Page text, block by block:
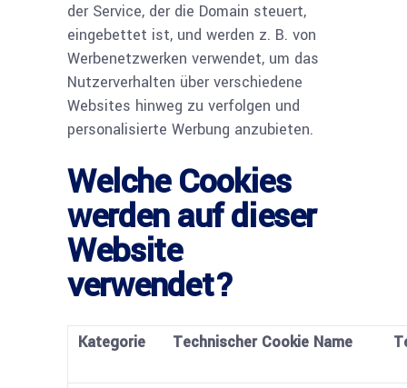
der Service, der die Domain steuert,
eingebettet ist, und werden z. B. von
Werbenetzwerken verwendet, um das
Nutzerverhalten über verschiedene
Websites hinweg zu verfolgen und
personalisierte Werbung anzubieten.
Welche Cookies
werden auf dieser
Website
verwendet?
Kategorie Technischer Cookie Name